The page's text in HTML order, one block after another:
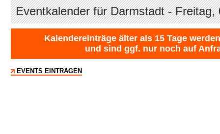
Eventkalender für Darmstadt - Freitag,
Kalendereinträge älter als 15 Tage
und sind ggf. nur noch auf
EVENTS EINTRAGEN